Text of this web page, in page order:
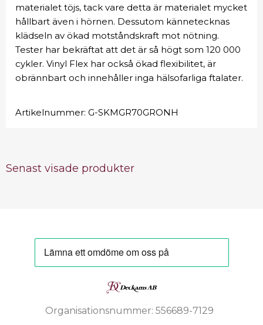
materialet töjs, tack vare detta är materialet mycket
hållbart även i hörnen. Dessutom kännetecknas
klädseln av ökad motståndskraft mot nötning.
Tester har bekräftat att det är så högt som 120 000
cykler. Vinyl Flex har också ökad flexibilitet, är
obrännbart och innehåller inga hälsofarliga ftalater.
Artikelnummer: G-SKMGR70GRONH
Senast visade produkter
Organisationsnummer: 556689-7129